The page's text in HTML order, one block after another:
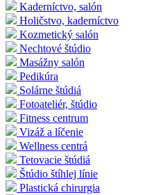
Kaderníctvo, salón
Holičstvo, kaderníctvo
Kozmetický salón
Nechtové štúdio
Masážny salón
Pedikúra
Solárne štúdiá
Fotoateliér, štúdio
Fitness centrum
Vizáž a líčenie
Wellness centrá
Tetovacie štúdiá
Štúdio štíhlej línie
Plastická chirurgia